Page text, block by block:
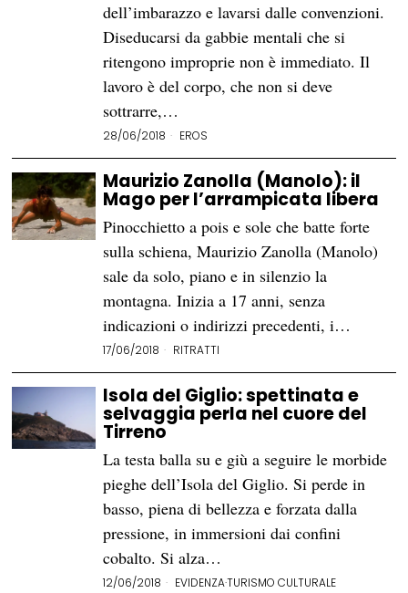
dell’imbarazzo e lavarsi dalle convenzioni.
Diseducarsi da gabbie mentali che si
ritengono improprie non è immediato. Il
lavoro è del corpo, che non si deve
sottrarre,…
28/06/2018 EROS
Maurizio Zanolla (Manolo): il
Mago per l’arrampicata libera
Pinocchietto a pois e sole che batte forte
sulla schiena, Maurizio Zanolla (Manolo)
sale da solo, piano e in silenzio la
montagna. Inizia a 17 anni, senza
indicazioni o indirizzi precedenti, i…
17/06/2018 RITRATTI
Isola del Giglio: spettinata e
selvaggia perla nel cuore del
Tirreno
La testa balla su e giù a seguire le morbide
pieghe dell’Isola del Giglio. Si perde in
basso, piena di bellezza e forzata dalla
pressione, in immersioni dai confini
cobalto. Si alza…
12/06/2018 EVIDENZA·TURISMO CULTURALE